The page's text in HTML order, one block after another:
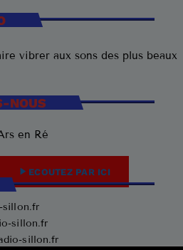
vibrer aux sons des plus beaux
play_arrow ECOUTEZ PAR ICI
NOUS
en Ré
sillon.fr
sillon.fr
sillon.fr